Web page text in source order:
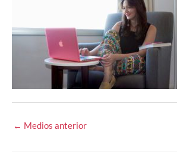
← Medios anterior